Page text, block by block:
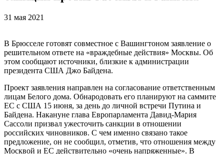
31 мая 2021
В Брюсселе готовят совместное с Вашингтоном заявление о
решительном ответе на «враждебные действия» Москвы. Об
этом сообщают источники, близкие к администрации
президента США Джо Байдена.
Проект заявления направлен на согласование ответственным
лицам Белого дома. Обнародовать его планируют на саммите
ЕС с США 15 июня, за день до личной встречи Путина и
Байдена. Накануне глава Европарламента Давид-Мария
Сассоли призвал ужесточить санкции в отношении
российских чиновников. С чем именно связано такое
предложение, он не сообщил, отметив, что отношения между
Москвой и ЕС действительно «очень напряженные». В